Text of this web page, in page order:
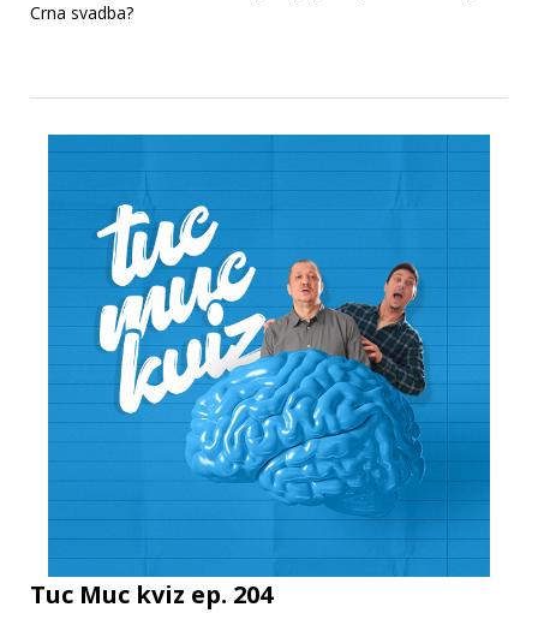
Crna svadba?
Tuc Muc kviz ep. 204